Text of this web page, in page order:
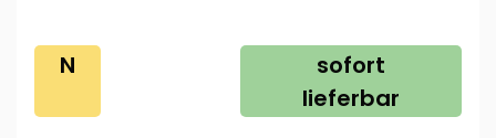
N
sofort
lieferbar